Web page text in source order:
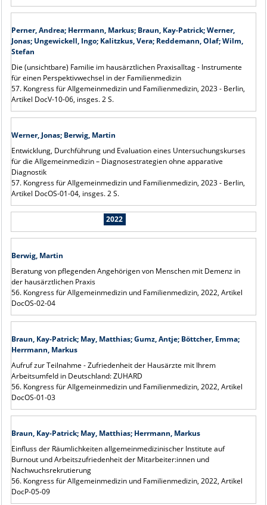
Perner, Andrea; Herrmann, Markus; Braun, Kay-Patrick; Werner,
Jonas; Ungewickell, Ingo; Kalitzkus, Vera; Reddemann, Olaf; Wilm,
Stefan
Die (unsichtbare) Familie im hausärztlichen Praxisalltag - Instrumente
für einen Perspektivwechsel in der Familienmedizin
57. Kongress für Allgemeinmedizin und Familienmedizin, 2023 - Berlin,
Artikel DocV-10-06, insges. 2 S.
Werner, Jonas; Berwig, Martin
Entwicklung, Durchführung und Evaluation eines Untersuchungskurses
für die Allgemeinmedizin – Diagnosestrategien ohne apparative
Diagnostik
57. Kongress für Allgemeinmedizin und Familienmedizin, 2023 - Berlin,
Artikel DocOS-01-04, insges. 2 S.
2022
Berwig, Martin
Beratung von pflegenden Angehörigen von Menschen mit Demenz in
der hausärztlichen Praxis
56. Kongress für Allgemeinmedizin und Familienmedizin, 2022, Artikel
DocOS-02-04
Braun, Kay-Patrick; May, Matthias; Gumz, Antje; Böttcher, Emma;
Herrmann, Markus
Aufruf zur Teilnahme - Zufriedenheit der Hausärzte mit Ihrem
Arbeitsumfeld in Deutschland: ZUHARD
56. Kongress für Allgemeinmedizin und Familienmedizin, 2022, Artikel
DocOS-01-03
Braun, Kay-Patrick; May, Matthias; Herrmann, Markus
Einfluss der Räumlichkeiten allgemeinmedizinischer Institute auf
Burnout und Arbeitszufriedenheit der Mitarbeiter:innen und
Nachwuchsrekrutierung
56. Kongress für Allgemeinmedizin und Familienmedizin, 2022, Artikel
DocP-05-09